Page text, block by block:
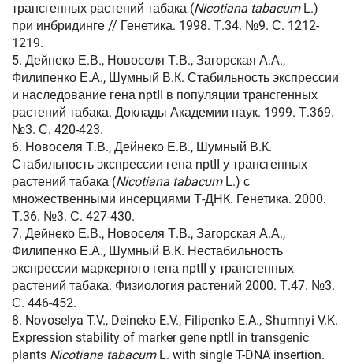
трансгенных растений табака (Nicotiana tabacum L.)
при инбридинге // Генетика. 1998. Т.34. №9. С. 1212-
1219.
5. Дейнеко Е.В., Новоселя Т.В., Загорская А.А.,
Филипенко Е.А., Шумный В.К. Стабильность экспрессии
и наследование гена nptII в популяции трансгенных
растений табака. Доклады Академии наук. 1999. Т.369.
№3. С. 420-423.
6. Новоселя Т.В., Дейнеко Е.В., Шумный В.К.
Стабильность экспрессии гена nptII у трансгенных
растений табака (Nicotiana tabacumL.) с
множественными инсерциями Т-ДНК. Генетика. 2000.
Т.36. №3. С. 427-430.
7. Дейнеко Е.В., Новоселя Т.В., Загорская А.А.,
Филипенко Е.А., Шумный В.К. Нестабильность
экспрессии маркерного гена nptII у трансгенных
растений табака. Физиология растений 2000. Т.47. №3.
С. 446-452.
8. Novoselya T.V., Deineko E.V., Filipenko E.A., Shumnyi V.K.
Expression stability of marker gene nptII in transgenic
plants Nicotiana tabacumL. with single T-DNA insertion.